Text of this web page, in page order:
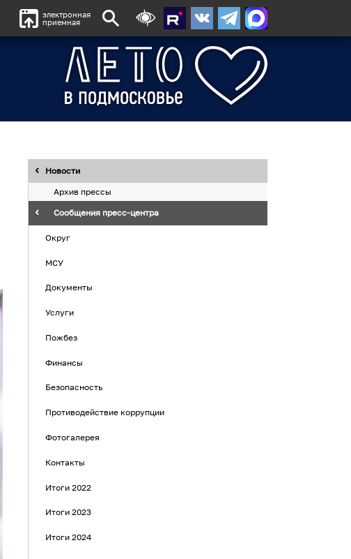
электронная
приемная
Новости
Архив прессы
Сообщения пресс-центра
Округ
МСУ
Документы
Услуги
Пожбез
Финансы
Безопасность
Противодействие коррупции
Фотогалерея
Контакты
Итоги 2022
Итоги 2023
Итоги 2024